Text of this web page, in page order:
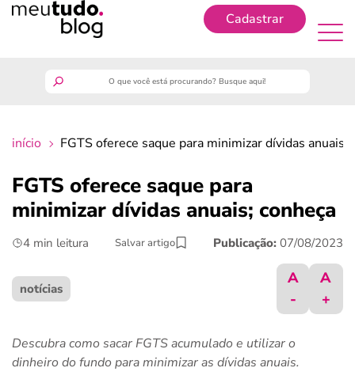
Cadastrar
finanças
benefícios
crédito fácil
ferramentas
início FGTS oferece saque para minimizar dívidas anuais;
FGTS oferece saque para
minimizar dívidas anuais; conheça
4 min leitura Salvar artigo Publicação: 07/08/2023
notícias
A
-
A
+
Descubra como sacar FGTS acumulado e utilizar o
dinheiro do fundo para minimizar as dívidas anuais.